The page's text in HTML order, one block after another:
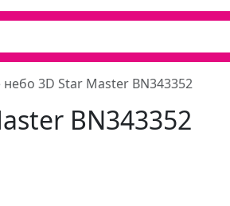
3D Star Master BN343352
BN343352